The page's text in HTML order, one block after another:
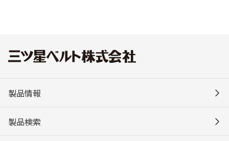
製品情報
製品検索